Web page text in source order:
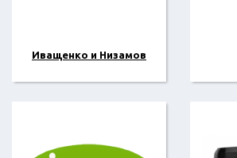
Иващенко и Низамов